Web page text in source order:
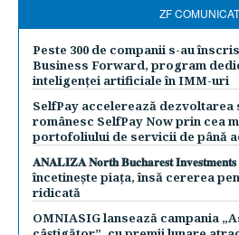
ZF
Peste 300 de companii s-au
Business Forward, program
inteligenței artificiale în IMM-uri
SelfPay accelerează
românesc SelfPay Now prin cea
portofoliului de servicii de până
𝐀𝐍𝐀𝐋𝐈𝐙𝐀 𝐍𝐨𝐫𝐭𝐡 𝐁𝐮𝐜𝐡𝐚𝐫𝐞𝐬𝐭
încetinește piața, însă cererea
ridicată
OMNIASIG lansează campania